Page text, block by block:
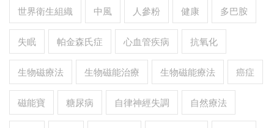
世界衛生組織 中風 人參粉 健康 多巴胺
失眠 帕金森氏症 心血管疾病 抗氧化
生物磁療法 生物磁能治療 生物磁能療法 癌症
磁能寶 糖尿病 自律神經失調 自然療法